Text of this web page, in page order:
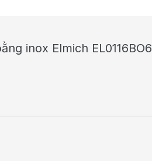
inox Elmich EL0116BO6